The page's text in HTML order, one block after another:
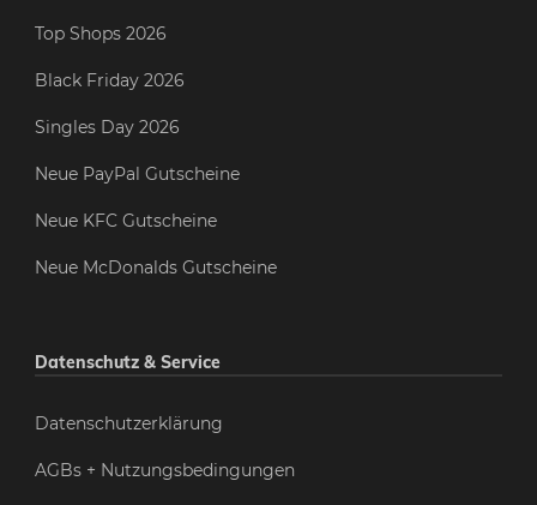
Top Shops 2026
Black Friday 2026
Singles Day 2026
Neue PayPal Gutscheine
Neue KFC Gutscheine
Neue McDonalds Gutscheine
Datenschutz & Service
Datenschutzerklärung
AGBs + Nutzungsbedingungen